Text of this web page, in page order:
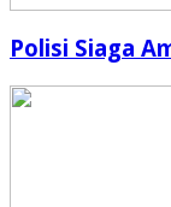
Polisi Siaga